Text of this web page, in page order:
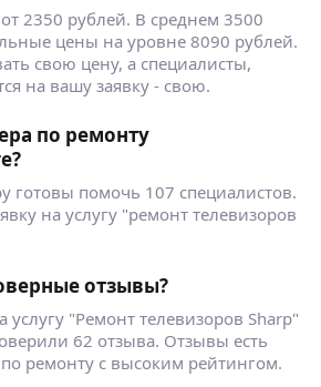
2350 рублей. В среднем 3500
цены на уровне 8090 рублей.
свою цену, а специалисты,
на вашу заявку - свою.
по ремонту
готовы помочь 107 специалистов.
на услугу "ремонт телевизоров
отзывы?
услугу "Ремонт телевизоров Sharp"
62 отзыва. Отзывы есть
ремонту с высоким рейтингом.